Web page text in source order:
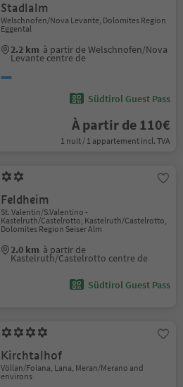
Stadlalm
Welschnofen/Nova Levante, Dolomites Region
Eggental
2.2 km à partir de Welschnofen/Nova
Levante centre de
Südtirol Guest Pass
À partir de 110€
1 nuit / 1 appartement incl. TVA
Feldheim
St. Valentin/S.Valentino -
Kastelruth/Castelrotto, Kastelruth/Castelrotto,
Dolomites Region Seiser Alm
2.0 km à partir de
Kastelruth/Castelrotto centre de
Südtirol Guest Pass
Kirchtalhof
Völlan/Foiana, Lana, Meran/Merano and
environs